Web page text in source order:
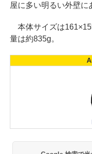
屋に多い明るい外壁に
本体サイズは
量は約835g。